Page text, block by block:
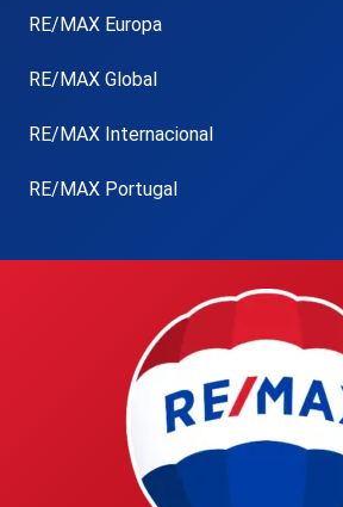
RE/MAX Europa
RE/MAX Global
RE/MAX Internacional
RE/MAX Portugal